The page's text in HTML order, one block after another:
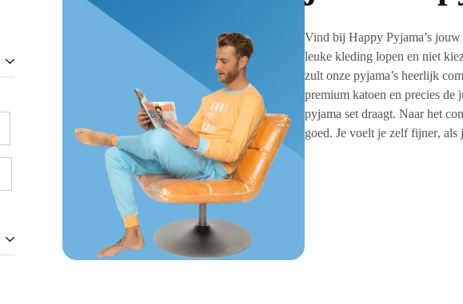
Vind bij Happy Pyjama’s jouw
leuke kleding lopen en niet
zult onze pyjama’s heerlijk
premium katoen en precies
pyjama set draagt. Naar het
goed. Je voelt je zelffijner, als